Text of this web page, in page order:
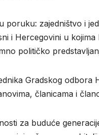
poruku: zajedništvo i
i Hercegovini u
političko
Gradskog odbora
članicama i
za buduće